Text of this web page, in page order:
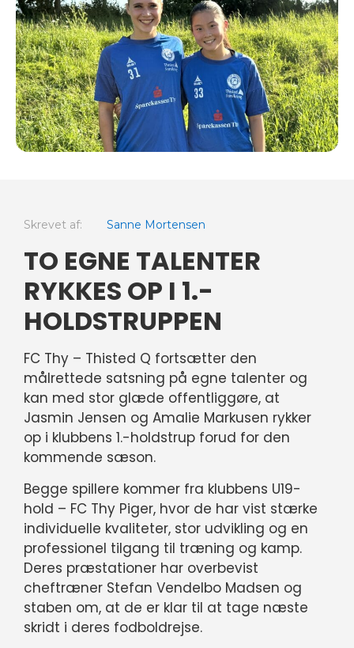
Skrevet af: Sanne Mortensen
TO EGNE TALENTER
RYKKES OP I 1.-
HOLDSTRUPPEN
FC Thy – Thisted Q fortsætter den
målrettede satsning på egne talenter og
kan med stor glæde offentliggøre, at
Jasmin Jensen og Amalie Markusen rykker
op i klubbens 1.-holdstrup forud for den
kommende sæson.
Begge spillere kommer fra klubbens U19-
hold – FC Thy Piger, hvor de har vist stærke
individuelle kvaliteter, stor udvikling og en
professionel tilgang til træning og kamp.
Deres præstationer har overbevist
cheftræner Stefan Vendelbo Madsen og
staben om, at de er klar til at tage næste
skridt i deres fodboldrejse.